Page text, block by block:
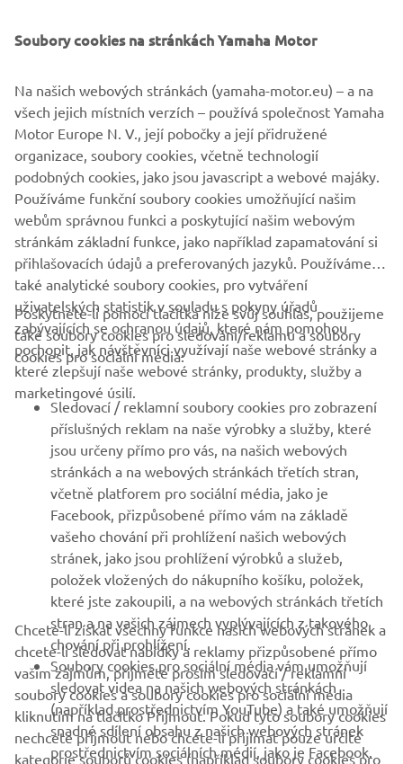
Originální kvalita Yamaha
Rychlá a snadná montáž
Účinná ochrana klíčových dílů motorky
Zachování typického vzhledu motorky
Odolná konstrukce a materiály
Sada se skládá ze čtyř dílů a je možné objednat i náhradní
díly.
FIREMNÍ
B2B
VÍCE YAMAHA
PODPORA
ZPRAVODAJ
Získejte jako první informace o nejnovějších nabídkách,
speciálních akcích, nových verzích a mnoho dalšího
PŘIHLÁSIT SE K ODBĚRU
Přečtěte si naše Zásady ochrany osobních údajů a zjistěte, jak
zpracováváme vaše osobní údaje:Zásady ochrany osobních údajů
Soubory cookies na stránkách Yamaha Motor
Na našich webových stránkách (yamaha-motor.eu) – a na
všech jejich místních verzích – používá společnost Yamaha
Motor Europe N. V., její pobočky a její přidružené
organizace, soubory cookies, včetně technologií
podobných cookies, jako jsou javascript a webové majáky.
Používáme funkční soubory cookies umožňující našim
webům správnou funkci a poskytující našim webovým
stránkám základní funkce, jako například zapamatování si
přihlašovacích údajů a preferovaných jazyků. Používáme
také analytické soubory cookies, pro vytváření
uživatelských statistik v souladu s pokyny úřadů
zabývajících se ochranou údajů, které nám pomohou
pochopit, jak návštěvníci využívají naše webové stránky a
které zlepšují naše webové stránky, produkty, služby a
marketingové úsilí.
Poskytnete-li pomocí tlačítka níže svůj souhlas, použijeme
také soubory cookies pro sledování/reklamu a soubory
cookies pro sociální média:
Sledovací / reklamní soubory cookies pro zobrazení
příslušných reklam na naše výrobky a služby, které
jsou určeny přímo pro vás, na našich webových
stránkách a na webových stránkách třetích stran,
včetně platforem pro sociální média, jako je
Facebook, přizpůsobené přímo vám na základě
vašeho chování při prohlížení našich webových
stránek, jako jsou prohlížení výrobků a služeb,
položek vložených do nákupního košíku, položek,
které jste zakoupili, a na webových stránkách třetích
stran a na vašich zájmech vyplývajících z takového
chování při prohlížení.
Soubory cookies pro sociální média vám umožňují
sledovat videa na našich webových stránkách
(například prostřednictvím YouTube) a také umožňují
snadné sdílení obsahu z našich webových stránek
prostřednictvím sociálních médií, jako je Facebook.
Chcete-li získat všechny funkce našich webových stránek a
chcete-li sledovat nabídky a reklamy přizpůsobené přímo
vašim zájmům, přijměte prosím sledovací / reklamní
soubory cookies a soubory cookies pro sociální média
kliknutím na tlačítko Přijmout. Pokud tyto soubory cookies
nechcete přijmout nebo chcete-li přijímat pouze určité
kategorie souborů cookies (například soubory cookies pro